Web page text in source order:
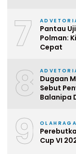
7
Pantau
Polman:
Cepat
8
Dugaan
Sebut
Balanipa
9 OLAHRAGA
Cup VI